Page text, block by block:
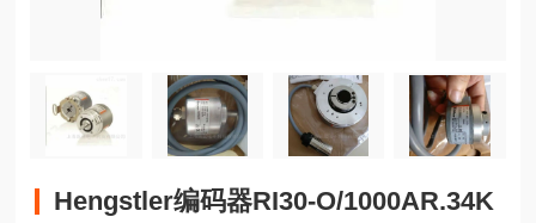
Hengstler编码器RI30-O/1000AR.34K